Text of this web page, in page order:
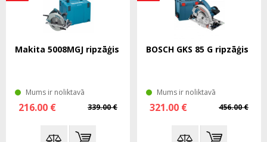
Makita 5008MGJ ripzāģis
Mums ir noliktavā
339.00 €
216.00 €
BOSCH GKS 85 G ripzāģis
Mums ir noliktavā
456.00 €
321.00 €